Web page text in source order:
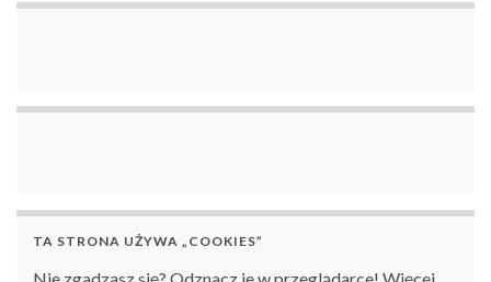
TA STRONA UŻYWA „COOKIES”